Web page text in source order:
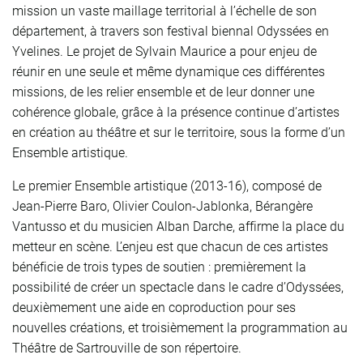
mission un vaste maillage territorial à l’échelle de son
département, à travers son festival biennal Odyssées en
Yvelines. Le projet de Sylvain Maurice a pour enjeu de
réunir en une seule et même dynamique ces différentes
missions, de les relier ensemble et de leur donner une
cohérence globale, grâce à la présence continue d’artistes
en création au théâtre et sur le territoire, sous la forme d’un
Ensemble artistique.
Le premier Ensemble artistique (2013-16), composé de
Jean-Pierre Baro, Olivier Coulon-Jablonka, Bérangère
Vantusso et du musicien Alban Darche, affirme la place du
metteur en scène. L’enjeu est que chacun de ces artistes
bénéficie de trois types de soutien : premièrement la
possibilité de créer un spectacle dans le cadre d’Odyssées,
deuxièmement une aide en coproduction pour ses
nouvelles créations, et troisièmement la programmation au
Théâtre de Sartrouville de son répertoire.